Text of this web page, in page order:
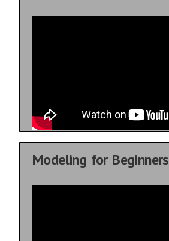
Modeling for Beginners